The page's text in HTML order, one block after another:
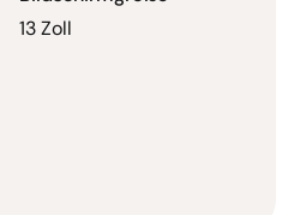
13 Zoll